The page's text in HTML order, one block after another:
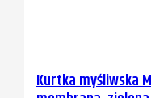
Kurtka myśliwska